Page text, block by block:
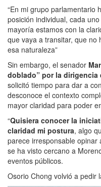
“En mi grupo parlamentario
posición individual, cada
mayoría estamos con la
que vaya a transitar, que no
esa naturaleza”
Sin embargo, el senador
doblado” por la dirigencia
solicitó tiempo para dar a
desconoce el contexto
mayor claridad para poder
“Quisiera conocer la
claridad mi postura, algo
parece irresponsable
se ha visto cercano a
eventos públicos.
Osorio Chong volvió a pedir